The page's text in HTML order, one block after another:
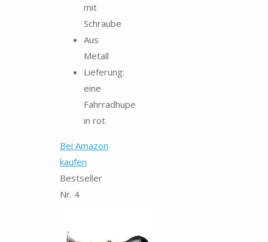
mit
Schraube
Aus
Metall
Lieferung:
eine
Fahrradhupe
in rot
Bei Amazon
kaufen
Bestseller
Nr. 4